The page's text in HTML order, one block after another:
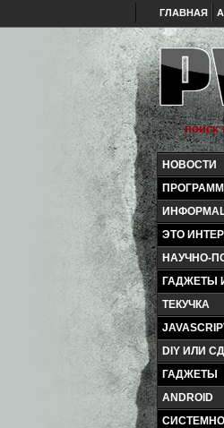
ГЛАВНАЯ
НОВОСТИ
ЭТО
НАУЧНО-
ГАДЖЕТЫ
ТЕКУЧКА
DIY ИЛИ
ГАДЖЕТЫ
ANDROID